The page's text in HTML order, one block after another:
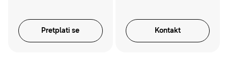
Pretplati se Kontakt